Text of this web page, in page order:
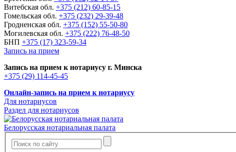
Витебская обл. +375 (212) 60-85-15
Гомельская обл. +375 (232) 29-39-48
Гродненская обл. +375 (152) 55-50-80
Могилевская обл. +375 (222) 76-48-50
БНП +375 (17) 323-59-34
Запись на прием
Запись на прием к нотариусу г. Минска
+375 (29) 114-45-45
Онлайн-запись на прием к нотариусу
Для нотариусов
Раздел для нотариусов
Белорусская нотариальная палата